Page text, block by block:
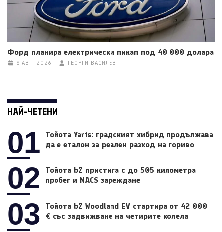
Форд планира електрически пикап под 40 000 долара
8 АВГ. 2026 ГЕОРГИ ВАСИЛЕВ
НАЙ-ЧЕТЕНИ
01
Тойота Yaris: градският хибрид продължава
да е еталон за реален разход на гориво
02
Тойота bZ пристига с до 505 километра
пробег и NACS зареждане
03
Тойота bZ Woodland EV стартира от 42 000
€ със задвижване на четирите колела